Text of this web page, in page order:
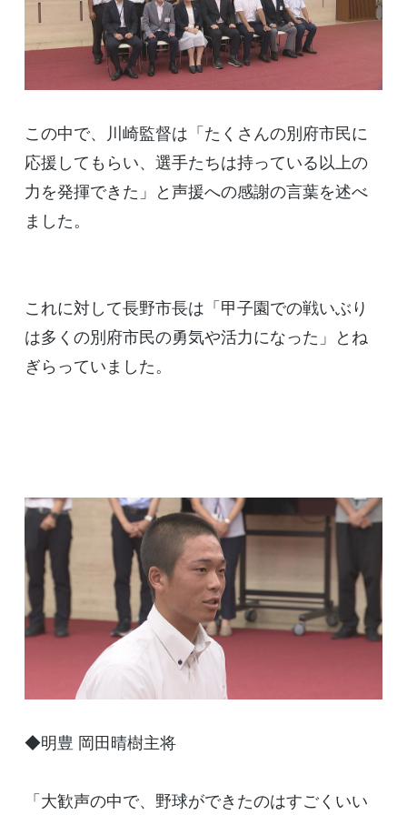
この中で、川崎監督は「たくさんの別府市民に
応援してもらい、選手たちは持っている以上の
力を発揮できた」と声援への感謝の言葉を述べ
ました。
これに対して長野市長は「甲子園での戦いぶり
は多くの別府市民の勇気や活力になった」とね
ぎらっていました。
◆明豊 岡田晴樹主将
「大歓声の中で、野球ができたのはすごくいい